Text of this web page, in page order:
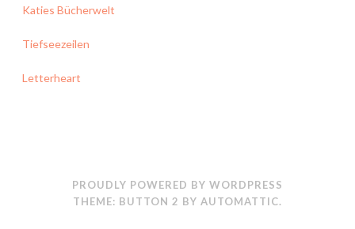
Katies Bücherwelt
Tiefseezeilen
Letterheart
PROUDLY POWERED BY WORDPRESS
THEME: BUTTON 2 BY AUTOMATTIC.